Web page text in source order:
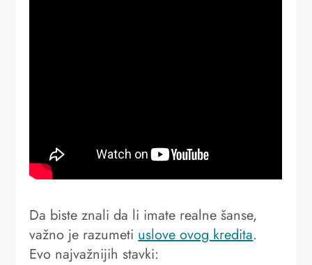
Da biste znali da li imate realne šanse,
važno je razumeti uslove ovog kredita.
Evo najvažnijih stavki: